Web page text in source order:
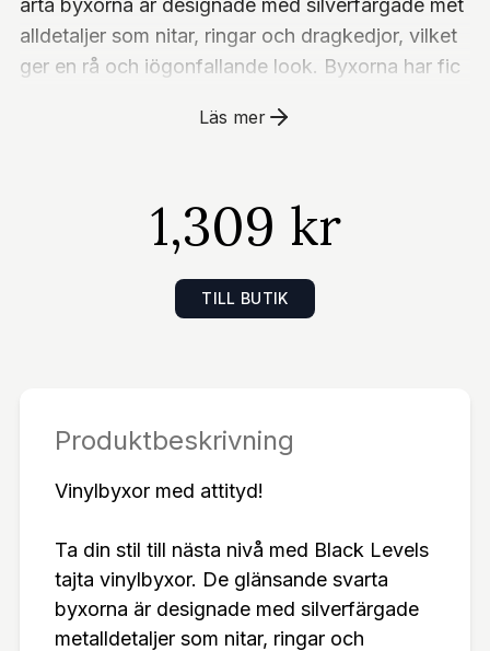
arta byxorna är designade med silverfärgade met
alldetaljer som nitar, ringar och dragkedjor, vilket
ger en rå och iögonfallande look. Byxorna har fic
dragkedja fram och ett stretchigt midjeband med
ger stilrena knäveck bättre rörelsefrihet, trots den
tajta passformen.Detaljer: Tajta, svarta vinylbyxor
Silverfärgade metalldetaljerVadderad dragkedja fr
amZipfickor på benen Fickor fram & patchfickor
Läs mer
1,309 kr
TILL BUTIK
Produktbeskrivning
Vinylbyxor med attityd!
Ta din stil till nästa nivå med Black Levels
tajta vinylbyxor. De glänsande svarta
byxorna är designade med silverfärgade
metalldetaljer som nitar, ringar och